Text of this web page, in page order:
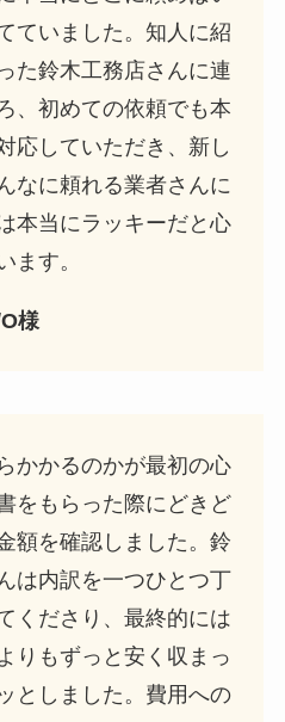
ていました。知人に紹
た鈴木工務店さんに連
、初めての依頼でも本
応していただき、新し
なに頼れる業者さんに
本当にラッキーだと心
ます。
様
かかるのかが最初の心
をもらった際にどきど
額を確認しました。鈴
は内訳を一つひとつ丁
くださり、最終的には
りもずっと安く収まっ
としました。費用への